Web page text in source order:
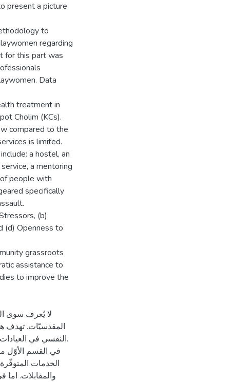
present a picture
to
regarding
for this part was
Data
treatment in
Cholim (KCs).
compared to the
is limited.
a hostel, an
a mentoring
people with
specifically
(b)
(d) Openness to
grassroots
assistance to
to improve the
لا يُعرف سوى
المقدسيّات. تهدف
النفسي في العيادات
في القسم الأوّل
الخدمات
والمقابلات.